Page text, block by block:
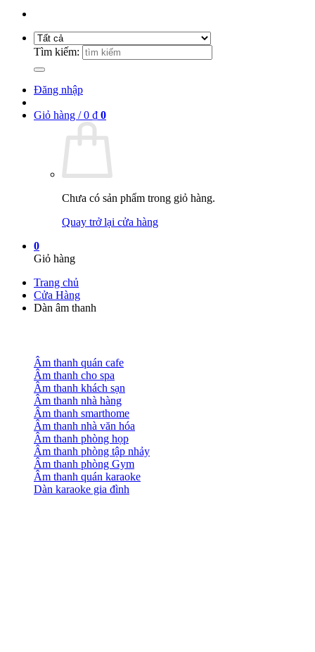
Tìm kiếm:
Đăng nhập
Giỏ hàng /0 ₫ 0
Chưa có sản phẩm trong giỏ hàng.
Quay trở lại cửa hàng
0
Giỏ hàng
Trang chủ
Cửa Hàng
Dàn âm thanh
Âm thanh quán cafe
Âm thanh cho spa
Âm thanh khách sạn
Âm thanh nhà hàng
Âm thanh smarthome
Âm thanh nhà văn hóa
Âm thanh phòng họp
Âm thanh phòng tập nhảy
Âm thanh phòng Gym
Âm thanh quán karaoke
Dàn karaoke gia đình